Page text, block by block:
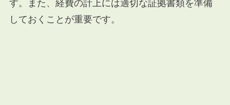
す。また、経費の計上には適切な証拠書類を準備
しておくことが重要です。